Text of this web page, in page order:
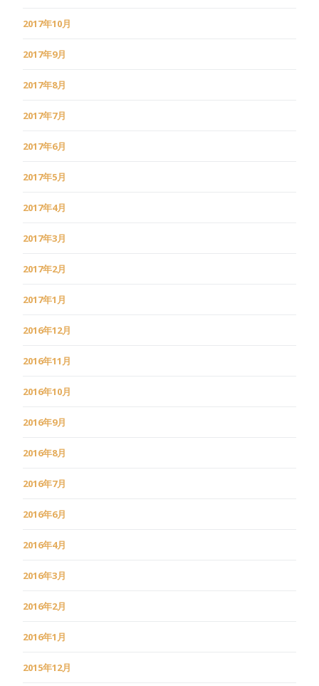
2017年10月
2017年9月
2017年8月
2017年7月
2017年6月
2017年5月
2017年4月
2017年3月
2017年2月
2017年1月
2016年12月
2016年11月
2016年10月
2016年9月
2016年8月
2016年7月
2016年6月
2016年4月
2016年3月
2016年2月
2016年1月
2015年12月